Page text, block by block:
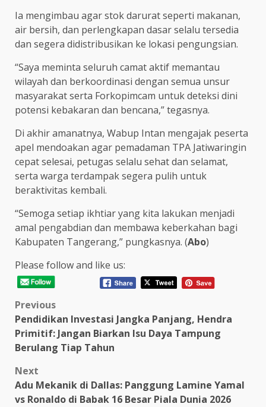
Ia mengimbau agar stok darurat seperti makanan,
air bersih, dan perlengkapan dasar selalu tersedia
dan segera didistribusikan ke lokasi pengungsian.
“Saya meminta seluruh camat aktif memantau
wilayah dan berkoordinasi dengan semua unsur
masyarakat serta Forkopimcam untuk deteksi dini
potensi kebakaran dan bencana,” tegasnya.
Di akhir amanatnya, Wabup Intan mengajak peserta
apel mendoakan agar pemadaman TPA Jatiwaringin
cepat selesai, petugas selalu sehat dan selamat,
serta warga terdampak segera pulih untuk
beraktivitas kembali.
“Semoga setiap ikhtiar yang kita lakukan menjadi
amal pengabdian dan membawa keberkahan bagi
Kabupaten Tangerang,” pungkasnya. (Abo)
Please follow and like us:
Post
navigation
Previous
Pendidikan Investasi Jangka Panjang, Hendra
Primitif: Jangan Biarkan Isu Daya Tampung
Berulang Tiap Tahun
Next
Adu Mekanik di Dallas: Panggung Lamine Yamal
vs Ronaldo di Babak 16 Besar Piala Dunia 2026